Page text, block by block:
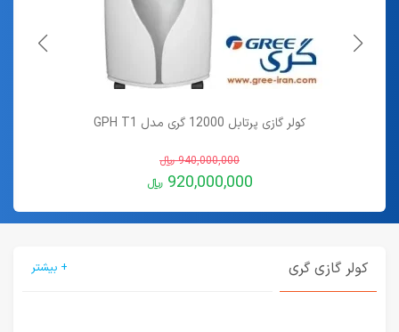
کولر گازی پرتابل 12000 گری مدل GPH T1
940,000,000 ﷼
920,000,000 ﷼
کولر گازی گری + بیشتر